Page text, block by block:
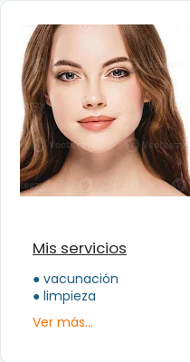
Mis servicios
● vacunación
● limpieza
Ver más...